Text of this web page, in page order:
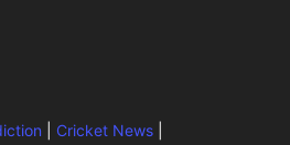
Cricket News